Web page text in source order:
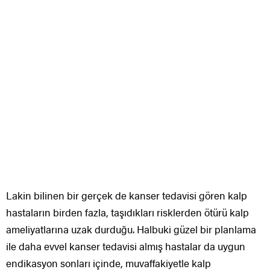
Lakin bilinen bir gerçek de kanser tedavisi gören kalp
hastaların birden fazla, taşıdıkları risklerden ötürü kalp
ameliyatlarına uzak durduğu. Halbuki güzel bir planlama
ile daha evvel kanser tedavisi almış hastalar da uygun
endikasyon sonları içinde, muvaffakiyetle kalp